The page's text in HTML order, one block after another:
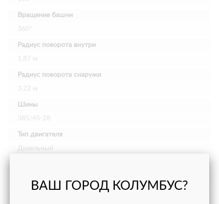
Вращение башни
360°
Радиус поворота внутри
1,87 м
Радиус поворота снаружи
3,22 м
Шины
385/45-28
Тип двигателя
Дизельный
ВАШ ГОРОД КОЛУМБУС?